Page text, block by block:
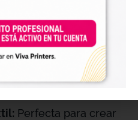
personalizados,
impresión de alta
adecuadas para
acrílico y otros
resultados
Perfecta para crear